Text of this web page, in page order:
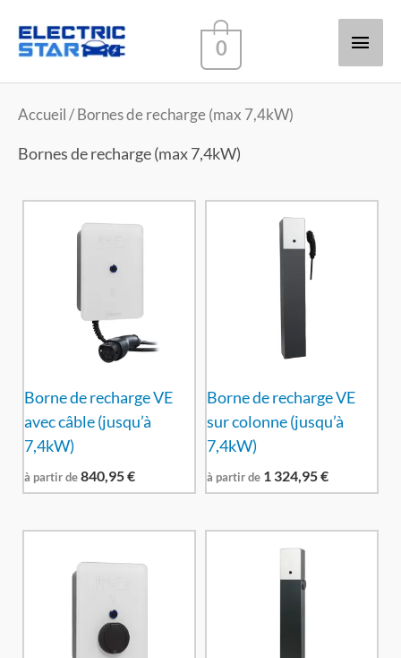
0
Accueil / Bornes de recharge (max 7,4kW)
Bornes de recharge (max 7,4kW)
Borne de recharge VE
avec câble (jusqu’à
7,4kW)
à partir de840,95€
Borne de recharge VE
sur colonne (jusqu’à
7,4kW)
à partir de 1 324,95€